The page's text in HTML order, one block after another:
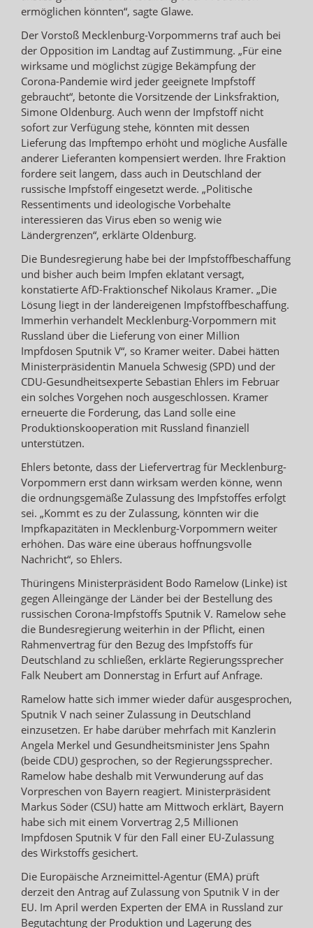
ermöglichen könnten“, sagte Glawe.
Der Vorstoß Mecklenburg-Vorpommerns traf auch bei
der Opposition im Landtag auf Zustimmung. „Für eine
wirksame und möglichst zügige Bekämpfung der
Corona-Pandemie wird jeder geeignete Impfstoff
gebraucht“, betonte die Vorsitzende der Linksfraktion,
Simone Oldenburg. Auch wenn der Impfstoff nicht
sofort zur Verfügung stehe, könnten mit dessen
Lieferung das Impftempo erhöht und mögliche Ausfälle
anderer Lieferanten kompensiert werden. Ihre Fraktion
fordere seit langem, dass auch in Deutschland der
russische Impfstoff eingesetzt werde. „Politische
Ressentiments und ideologische Vorbehalte
interessieren das Virus eben so wenig wie
Ländergrenzen“, erklärte Oldenburg.
Die Bundesregierung habe bei der Impfstoffbeschaffung
und bisher auch beim Impfen eklatant versagt,
konstatierte AfD-Fraktionschef Nikolaus Kramer. „Die
Lösung liegt in der ländereigenen Impfstoffbeschaffung.
Immerhin verhandelt Mecklenburg-Vorpommern mit
Russland über die Lieferung von einer Million
Impfdosen Sputnik V“, so Kramer weiter. Dabei hätten
Ministerpräsidentin Manuela Schwesig (SPD) und der
CDU-Gesundheitsexperte Sebastian Ehlers im Februar
ein solches Vorgehen noch ausgeschlossen. Kramer
erneuerte die Forderung, das Land solle eine
Produktionskooperation mit Russland finanziell
unterstützen.
Ehlers betonte, dass der Liefervertrag für Mecklenburg-
Vorpommern erst dann wirksam werden könne, wenn
die ordnungsgemäße Zulassung des Impfstoffes erfolgt
sei. „Kommt es zu der Zulassung, könnten wir die
Impfkapazitäten in Mecklenburg-Vorpommern weiter
erhöhen. Das wäre eine überaus hoffnungsvolle
Nachricht“, so Ehlers.
Thüringens Ministerpräsident Bodo Ramelow (Linke) ist
gegen Alleingänge der Länder bei der Bestellung des
russischen Corona-Impfstoffs Sputnik V. Ramelow sehe
die Bundesregierung weiterhin in der Pflicht, einen
Rahmenvertrag für den Bezug des Impfstoffs für
Deutschland zu schließen, erklärte Regierungssprecher
Falk Neubert am Donnerstag in Erfurt auf Anfrage.
Ramelow hatte sich immer wieder dafür ausgesprochen,
Sputnik V nach seiner Zulassung in Deutschland
einzusetzen. Er habe darüber mehrfach mit Kanzlerin
Angela Merkel und Gesundheitsminister Jens Spahn
(beide CDU) gesprochen, so der Regierungssprecher.
Ramelow habe deshalb mit Verwunderung auf das
Vorpreschen von Bayern reagiert. Ministerpräsident
Markus Söder (CSU) hatte am Mittwoch erklärt, Bayern
habe sich mit einem Vorvertrag 2,5 Millionen
Impfdosen Sputnik V für den Fall einer EU-Zulassung
des Wirkstoffs gesichert.
Die Europäische Arzneimittel-Agentur (EMA) prüft
derzeit den Antrag auf Zulassung von Sputnik V in der
EU. Im April werden Experten der EMA in Russland zur
Begutachtung der Produktion und Lagerung des